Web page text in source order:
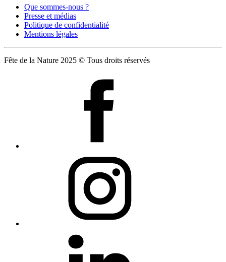
Que sommes-nous ?
Presse et médias
Politique de confidentialité
Mentions légales
Fête de la Nature 2025 © Tous droits réservés